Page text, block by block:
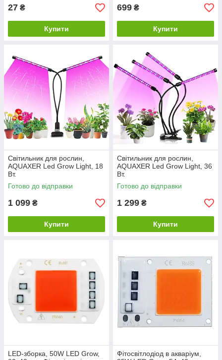
27 ₴
Купити
699 ₴
Купити
Світильник для рослин,
AQUAXER Led Grow Light, 18
Вт.
Готово до відправки
1 099 ₴
Купити
Світильник для рослин,
AQUAXER Led Grow Light, 36
Вт.
Готово до відправки
1 299 ₴
Купити
LED-зборка, 50W LED Grow,
Фітосвітлодіод в акваріум,